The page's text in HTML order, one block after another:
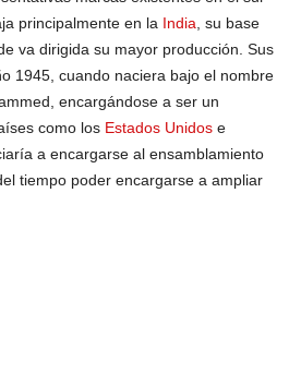
principalmente en la India, su base
va dirigida su mayor producción. Sus
1945, cuando naciera bajo el nombre
encargándose a ser un
como los Estados Unidos e
a encargarse al ensamblamiento
tiempo poder encargarse a ampliar